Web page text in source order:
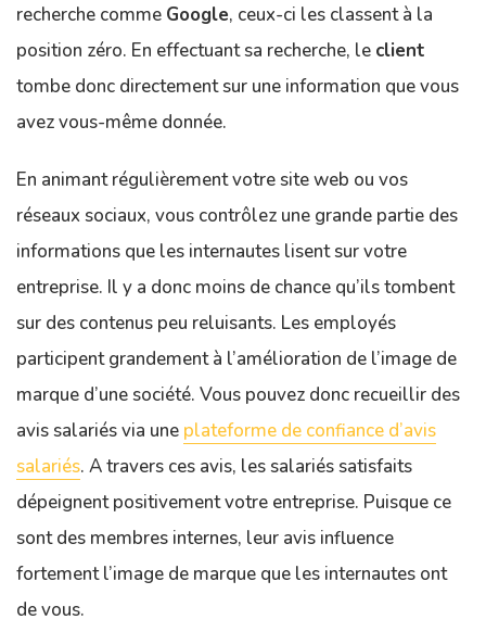
recherche comme Google, ceux-ci les classent à la
position zéro. En effectuant sa recherche, le client
tombe donc directement sur une information que vous
avez vous-même donnée.
En animant régulièrement votre site web ou vos
réseaux sociaux, vous contrôlez une grande partie des
informations que les internautes lisent sur votre
entreprise. Il y a donc moins de chance qu’ils tombent
sur des contenus peu reluisants. Les employés
participent grandement à l’amélioration de l’image de
marque d’une société. Vous pouvez donc recueillir des
avis salariés via une plateforme de confiance d’avis
salariés. A travers ces avis, les salariés satisfaits
dépeignent positivement votre entreprise. Puisque ce
sont des membres internes, leur avis influence
fortement l’image de marque que les internautes ont
de vous.